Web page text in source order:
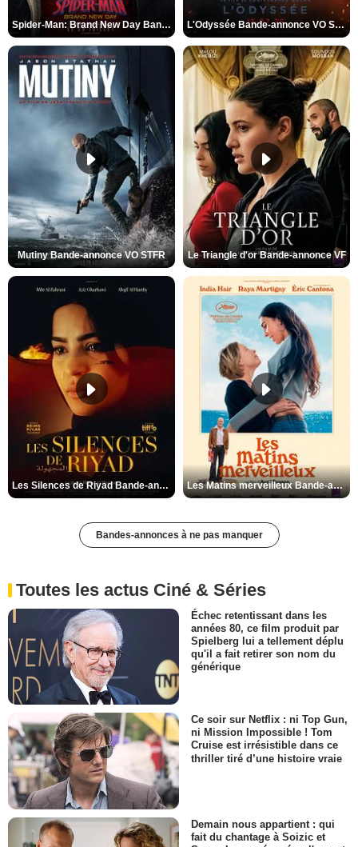
Spider-Man: Brand New Day Bande-annonce VO STFR L'Odyssée Bande-annonce VO STFR
Mutiny Bande-annonce VO STFR Le Triangle d'or Bande-annonce VF
Les Silences de Riyad Bande-annonce VO STFR Les Matins merveilleux Bande-annonce VF
Bandes-annonces à ne pas manquer
Toutes les actus Ciné & Séries
Échec retentissant dans les
années 80, ce film produit par
Spielberg lui a tellement déplu
qu'il a fait retirer son nom du
générique
Ce soir sur Netflix : ni Top Gun,
ni Mission Impossible ! Tom
Cruise est irrésistible dans ce
thriller tiré d’une histoire vraie
Demain nous appartient : qui
fait du chantage à Soizic et